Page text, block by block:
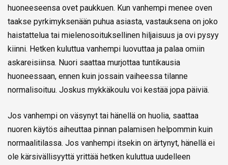
huoneeseensa ovet paukkuen. Kun vanhempi menee oven
taakse pyrkimyksenään puhua asiasta, vastauksena on joko
haistattelua tai mielenosoituksellinen hiljaisuus ja ovi pysyy
kiinni. Hetken kuluttua vanhempi luovuttaa ja palaa omiin
askareisiinsa. Nuori saattaa murjottaa tuntikausia
huoneessaan, ennen kuin jossain vaiheessa tilanne
normalisoituu. Joskus mykkäkoulu voi kestää jopa päiviä.
Jos vanhempi on väsynyt tai hänellä on huolia, saattaa
nuoren käytös aiheuttaa pinnan palamisen helpommin kuin
normaalitilassa. Jos vanhempi itsekin on ärtynyt, hänellä ei
ole kärsivällisyyttä yrittää hetken kuluttua uudelleen